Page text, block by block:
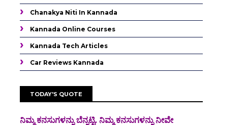
Chanakya Niti In Kannada
Kannada Online Courses
Kannada Tech Articles
Car Reviews Kannada
TODAY'S QUOTE
ನಿಮ್ಮ ಕನಸುಗಳನ್ನು ಬೆನ್ನಟ್ಟಿ. ನಿಮ್ಮ ಕನಸುಗಳನ್ನು ನೀವೇ